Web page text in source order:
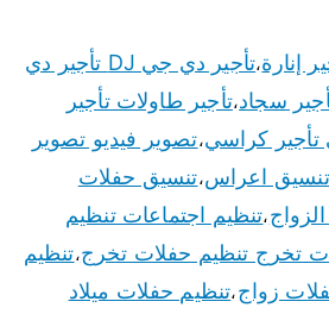
إنارة،
تأجير دي جي DJ تأجير دي
سجاد،تأجير طاولات تأجير
تأجير كراسي،تصوير فيديو تصوير
اعراس،تنسيق حفلات
،تنظيم اجتماعات تنظيم
تخرج تنظيم حفلات تخرج،تنظيم
زواج،تنظيم حفلات ميلاد